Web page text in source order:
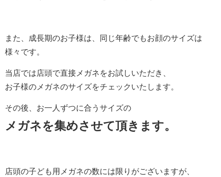
また、成長期のお子様は、同じ年齢でもお顔のサイズは
様々です。
当店では店頭で直接メガネをお試しいただき、
お子様のメガネのサイズをチェックいたします。
その後、お一人ずつに合うサイズの
メガネを集めさせて頂きます。
店頭の子ども用メガネの数には限りがございますが、